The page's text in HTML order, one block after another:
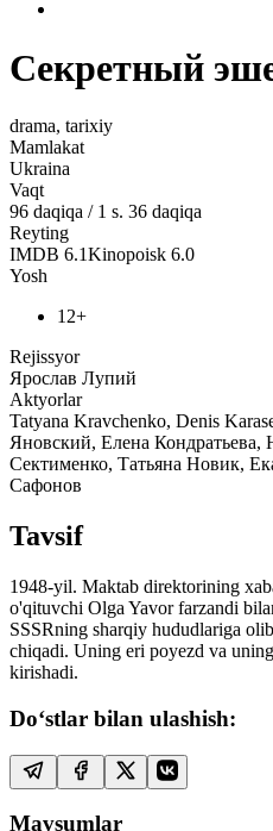
Секретный
drama, tarixiy
Mamlakat
Ukraina
Vaqt
96 daqiqa / 1 s. 36 daqiqa
Reyting
IMDB 6.1Kinopoisk 6.0
Yosh
12+
Rejissyor
Ярослав Лупий
Aktyorlar
Tatyana Kravchenko, Denis
Яновский, Елена Кондратьева,
Сектименко, Татьяна Новик,
Сафонов
Tavsif
1948-yil. Maktab direktorining
o'qituvchi Olga Yavor farzandi
SSSRning sharqiy hududlariga
chiqadi. Uning eri poyezd va
kirishadi.
Do‘stlar bilan ulashish:
Mavsumlar